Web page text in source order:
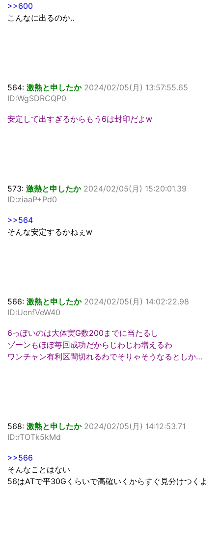
>>600
こんなに出るのか‥
564: 激熱と申したか 2024/02/05(月) 13:57:55.65
ID:WgSDRCQP0
安定して出すぎるからもう6は封印だよw
573: 激熱と申したか 2024/02/05(月) 15:20:01.39
ID:ziaaP+Pd0
>>564
そんな安定するかねぇw
566: 激熱と申したか 2024/02/05(月) 14:02:22.98
ID:UenfVeW40
6っぽいのは大体実G数200までに当たるし
ゾーンもほぼ毎回成功だからじわじわ増えるわ
ワンチャン有利区間切れるわでそりゃそうなるとしか…
568: 激熱と申したか 2024/02/05(月) 14:12:53.71
ID:rTOTk5kMd
>>566
そんなことはない
56はATで平30Gくらいで高確いくからすぐ見分けつくよ